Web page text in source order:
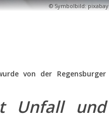
Symbolbild: pixabay
von der Regensburger
Unfall und